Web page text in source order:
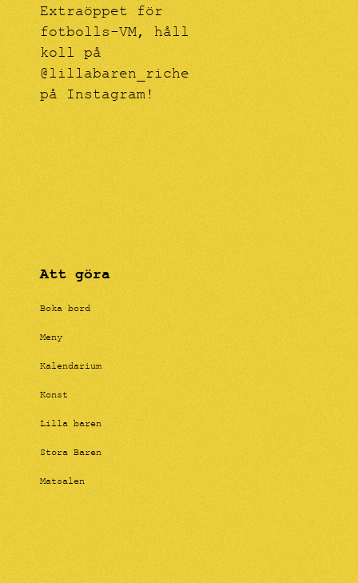
Extraöppet för
fotbolls-VM, håll
koll på
@lillabaren_riche
på Instagram!
Att göra
Boka bord
Meny
Kalendarium
Konst
Lilla baren
Stora Baren
Matsalen